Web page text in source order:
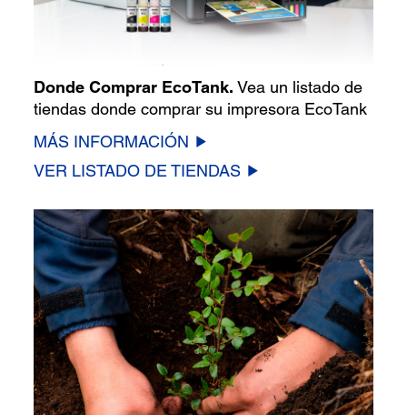
Donde Comprar EcoTank. Vea un listado de
tiendas donde comprar su impresora EcoTank
MÁS INFORMACIÓN
VER LISTADO DE TIENDAS